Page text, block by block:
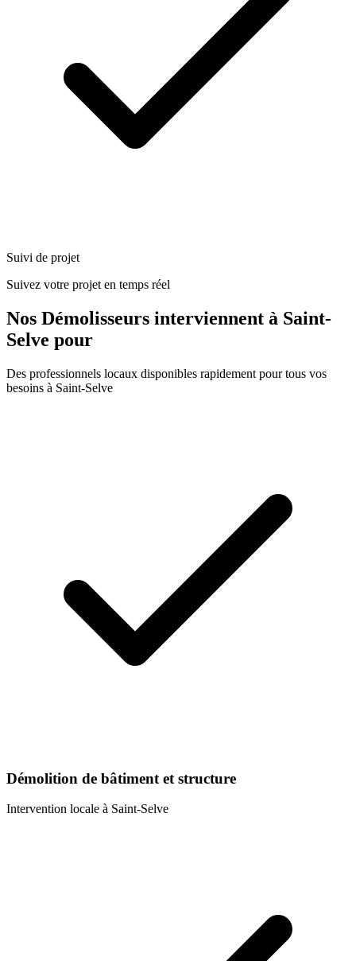
Suivi de projet
Suivez votre projet en temps réel
Nos Démolisseurs interviennent à Saint-
Selve pour
Des professionnels locaux disponibles rapidement pour tous vos
besoins à Saint-Selve
Démolition de bâtiment et structure
Intervention locale à Saint-Selve